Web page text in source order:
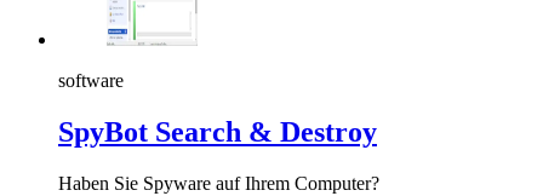
software
SpyBot Search & Destroy
Haben Sie Spyware auf Ihrem Computer?